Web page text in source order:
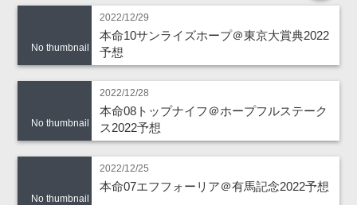
No thumbnail
2022/12/29
本命10サンライズホープ＠東京大賞典2022
予想
No thumbnail
2022/12/28
本命08トップナイフ＠ホープフルステーク
ス2022予想
No thumbnail
2022/12/25
本命07エフフォーリア＠有馬記念2022予想